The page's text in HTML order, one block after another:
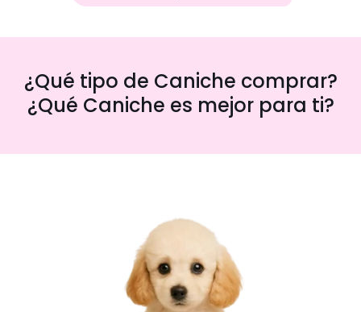
¿Qué tipo de Caniche comprar?
¿Qué Caniche es mejor para ti?